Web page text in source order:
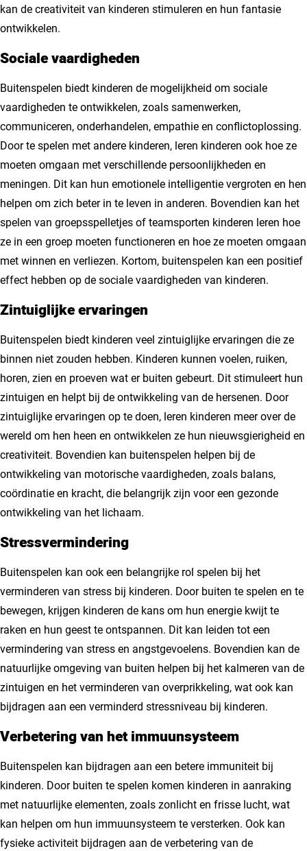
kan de creativiteit van kinderen stimuleren en hun fantasie
ontwikkelen.
Sociale vaardigheden
Buitenspelen biedt kinderen de mogelijkheid om sociale
vaardigheden te ontwikkelen, zoals samenwerken,
communiceren, onderhandelen, empathie en conflictoplossing.
Door te spelen met andere kinderen, leren kinderen ook hoe ze
moeten omgaan met verschillende persoonlijkheden en
meningen. Dit kan hun emotionele intelligentie vergroten en hen
helpen om zich beter in te leven in anderen. Bovendien kan het
spelen van groepsspelletjes of teamsporten kinderen leren hoe
ze in een groep moeten functioneren en hoe ze moeten omgaan
met winnen en verliezen. Kortom, buitenspelen kan een positief
effect hebben op de sociale vaardigheden van kinderen.
Zintuiglijke ervaringen
Buitenspelen biedt kinderen veel zintuiglijke ervaringen die ze
binnen niet zouden hebben. Kinderen kunnen voelen, ruiken,
horen, zien en proeven wat er buiten gebeurt. Dit stimuleert hun
zintuigen en helpt bij de ontwikkeling van de hersenen. Door
zintuiglijke ervaringen op te doen, leren kinderen meer over de
wereld om hen heen en ontwikkelen ze hun nieuwsgierigheid en
creativiteit. Bovendien kan buitenspelen helpen bij de
ontwikkeling van motorische vaardigheden, zoals balans,
coördinatie en kracht, die belangrijk zijn voor een gezonde
ontwikkeling van het lichaam.
Stressvermindering
Buitenspelen kan ook een belangrijke rol spelen bij het
verminderen van stress bij kinderen. Door buiten te spelen en te
bewegen, krijgen kinderen de kans om hun energie kwijt te
raken en hun geest te ontspannen. Dit kan leiden tot een
vermindering van stress en angstgevoelens. Bovendien kan de
natuurlijke omgeving van buiten helpen bij het kalmeren van de
zintuigen en het verminderen van overprikkeling, wat ook kan
bijdragen aan een verminderd stressniveau bij kinderen.
Verbetering van het immuunsysteem
Buitenspelen kan bijdragen aan een betere immuniteit bij
kinderen. Door buiten te spelen komen kinderen in aanraking
met natuurlijke elementen, zoals zonlicht en frisse lucht, wat
kan helpen om hun immuunsysteem te versterken. Ook kan
fysieke activiteit bijdragen aan de verbetering van de